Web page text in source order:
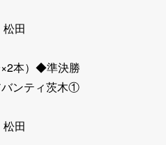
田
本）◆準決勝
ンティ茨木①
田